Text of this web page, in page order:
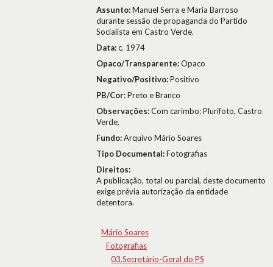
Assunto:Manuel Serra e Maria Barroso
durante sessão de propaganda do Partido
Socialista em Castro Verde.
Data:c. 1974
Opaco/Transparente:Opaco
Negativo/Positivo:Positivo
PB/Cor:Preto e Branco
Observações:Com carimbo: Plurifoto, Castro
Verde.
Fundo:Arquivo Mário Soares
Tipo Documental:Fotografias
Direitos:
A publicação, total ou parcial, deste documento
exige prévia autorização da entidade
detentora.
Mário Soares
Fotografias
03.Secretário-Geral do PS